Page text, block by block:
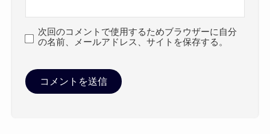
次回のコメントで使用するためブラウザーに自分
の名前、メールアドレス、サイトを保存する。